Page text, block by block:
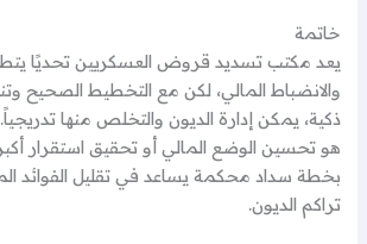
خاتمة
يعد مكتب تسديد قروض العسكريين تحديًا
والانضباط المالي، لكن مع التخطيط الصحيح
ذكية، يمكن إدارة الديون والتخلص منها
هو تحسين الوضع المالي أو تحقيق استقرار أكبر،
بخطة سداد محكمة يساعد في تقليل الفوائد
تراكم الديون.